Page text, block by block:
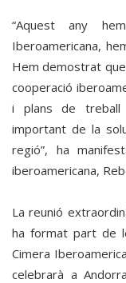
“Aquest any
Iberoamericana,
Hem demostrat
cooperació
i plans de treball
important de la
regió”, ha
iberoamericana,
La reunió
ha format part de
Cimera
celebrarà a